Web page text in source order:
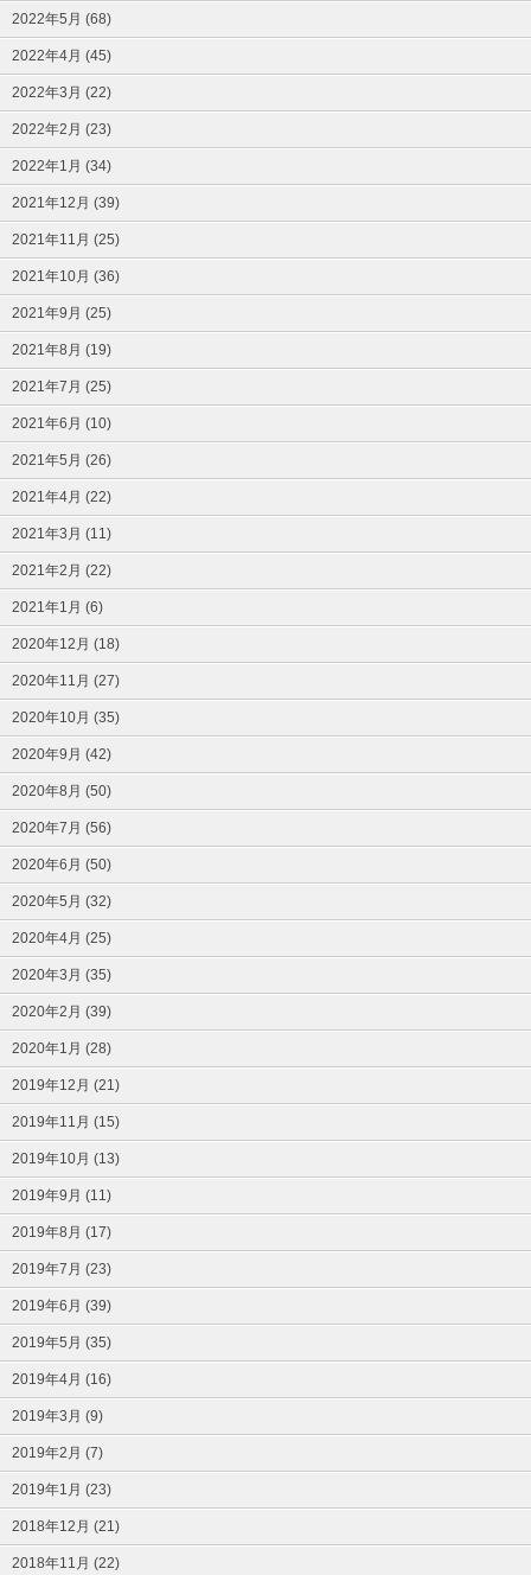
2022年5月 (68)
2022年4月 (45)
2022年3月 (22)
2022年2月 (23)
2022年1月 (34)
2021年12月 (39)
2021年11月 (25)
2021年10月 (36)
2021年9月 (25)
2021年8月 (19)
2021年7月 (25)
2021年6月 (10)
2021年5月 (26)
2021年4月 (22)
2021年3月 (11)
2021年2月 (22)
2021年1月 (6)
2020年12月 (18)
2020年11月 (27)
2020年10月 (35)
2020年9月 (42)
2020年8月 (50)
2020年7月 (56)
2020年6月 (50)
2020年5月 (32)
2020年4月 (25)
2020年3月 (35)
2020年2月 (39)
2020年1月 (28)
2019年12月 (21)
2019年11月 (15)
2019年10月 (13)
2019年9月 (11)
2019年8月 (17)
2019年7月 (23)
2019年6月 (39)
2019年5月 (35)
2019年4月 (16)
2019年3月 (9)
2019年2月 (7)
2019年1月 (23)
2018年12月 (21)
2018年11月 (22)